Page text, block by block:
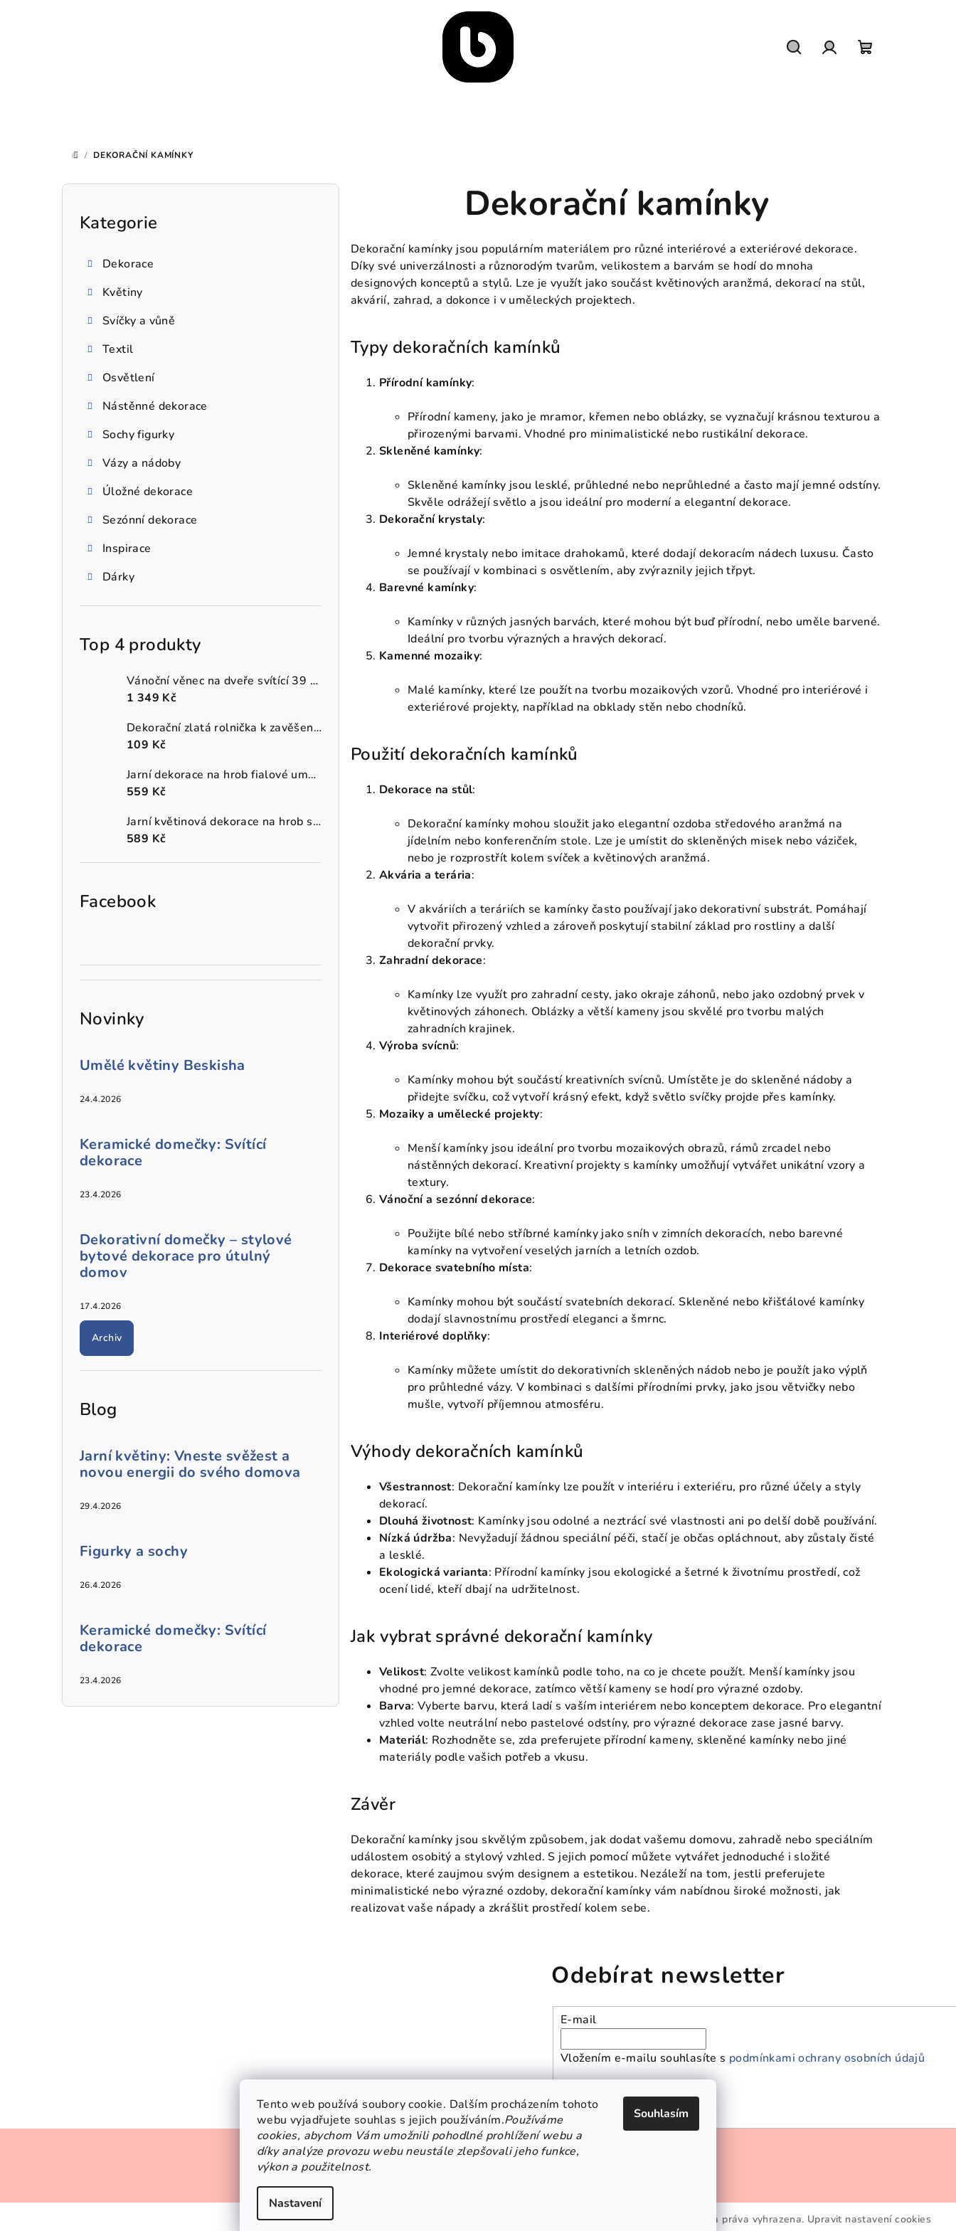
Tento web používá soubory cookie. Dalším procházením tohoto
webu vyjadřujete souhlas s jejich používáním.Používáme
cookies, abychom Vám umožnili pohodlné prohlížení webu a
díky analýze provozu webu neustále zlepšovali jeho funkce,
výkon a použitelnost.
Nastavení
Souhlasím
DOMŮ
/ DEKORAČNÍ KAMÍNKY
P
Přeskočit
Kategorie
Dekorace
Květiny
Svíčky a vůně
Textil
Osvětlení
Nástěnné dekorace
Sochy figurky
Vázy a nádoby
Úložné dekorace
Sezónní dekorace
Inspirace
Dárky
Top 4 produkty
Vánoční věnec na dveře svítící 39 cm
1 349 Kč
Dekorační zlatá rolnička k zavěšení 10 cm
109 Kč
Jarní dekorace na hrob fialové umělé macešky v šedém truhlíku
559 Kč
Jarní květinová dekorace na hrob s oranžovými maceškami
589 Kč
Facebook
Novinky
Umělé květiny Beskisha
24.4.2026
Keramické domečky: Svítící
dekorace
23.4.2026
Dekorativní domečky – stylové
bytové dekorace pro útulný
domov
17.4.2026
Archiv
Blog
Jarní květiny: Vneste svěžest a
novou energii do svého domova
29.4.2026
Figurky a sochy
26.4.2026
Keramické domečky: Svítící
dekorace
23.4.2026
Dekorační kamínky
Dekorační kamínky jsou populárním materiálem pro různé interiérové a exteriérové dekorace.
Díky své univerzálnosti a různorodým tvarům, velikostem a barvám se hodí do mnoha
designových konceptů a stylů. Lze je využít jako součást květinových aranžmá, dekorací na stůl,
akvárií, zahrad, a dokonce i v uměleckých projektech.
Typy dekoračních kamínků
Přírodní kamínky:
Přírodní kameny, jako je mramor, křemen nebo oblázky, se vyznačují krásnou texturou a
přirozenými barvami. Vhodné pro minimalistické nebo rustikální dekorace.
Skleněné kamínky:
Skleněné kamínky jsou lesklé, průhledné nebo neprůhledné a často mají jemné odstíny.
Skvěle odrážejí světlo a jsou ideální pro moderní a elegantní dekorace.
Dekorační krystaly:
Jemné krystaly nebo imitace drahokamů, které dodají dekoracím nádech luxusu. Často
se používají v kombinaci s osvětlením, aby zvýraznily jejich třpyt.
Barevné kamínky:
Kamínky v různých jasných barvách, které mohou být buď přírodní, nebo uměle barvené.
Ideální pro tvorbu výrazných a hravých dekorací.
Kamenné mozaiky:
Malé kamínky, které lze použít na tvorbu mozaikových vzorů. Vhodné pro interiérové i
exteriérové projekty, například na obklady stěn nebo chodníků.
Použití dekoračních kamínků
Dekorace na stůl:
Dekorační kamínky mohou sloužit jako elegantní ozdoba středového aranžmá na
jídelním nebo konferenčním stole. Lze je umístit do skleněných misek nebo váziček,
nebo je rozprostřít kolem svíček a květinových aranžmá.
Akvária a terária:
V akváriích a teráriích se kamínky často používají jako dekorativní substrát. Pomáhají
vytvořit přirozený vzhled a zároveň poskytují stabilní základ pro rostliny a další
dekorační prvky.
Zahradní dekorace:
Kamínky lze využít pro zahradní cesty, jako okraje záhonů, nebo jako ozdobný prvek v
květinových záhonech. Oblázky a větší kameny jsou skvělé pro tvorbu malých
zahradních krajinek.
Výroba svícnů:
Kamínky mohou být součástí kreativních svícnů. Umístěte je do skleněné nádoby a
přidejte svíčku, což vytvoří krásný efekt, když světlo svíčky projde přes kamínky.
Mozaiky a umělecké projekty:
Menší kamínky jsou ideální pro tvorbu mozaikových obrazů, rámů zrcadel nebo
nástěnných dekorací. Kreativní projekty s kamínky umožňují vytvářet unikátní vzory a
textury.
Vánoční a sezónní dekorace:
Použijte bílé nebo stříbrné kamínky jako sníh v zimních dekoracích, nebo barevné
kamínky na vytvoření veselých jarních a letních ozdob.
Dekorace svatebního místa:
Kamínky mohou být součástí svatebních dekorací. Skleněné nebo křišťálové kamínky
dodají slavnostnímu prostředí eleganci a šmrnc.
Interiérové doplňky:
Kamínky můžete umístit do dekorativních skleněných nádob nebo je použít jako výplň
pro průhledné vázy. V kombinaci s dalšími přírodními prvky, jako jsou větvičky nebo
mušle, vytvoří příjemnou atmosféru.
Výhody dekoračních kamínků
Všestrannost: Dekorační kamínky lze použít v interiéru i exteriéru, pro různé účely a styly
dekorací.
Dlouhá životnost: Kamínky jsou odolné a neztrácí své vlastnosti ani po delší době používání.
Nízká údržba: Nevyžadují žádnou speciální péči, stačí je občas opláchnout, aby zůstaly čisté
a lesklé.
Ekologická varianta: Přírodní kamínky jsou ekologické a šetrné k životnímu prostředí, což
ocení lidé, kteří dbají na udržitelnost.
Jak vybrat správné dekorační kamínky
Velikost: Zvolte velikost kamínků podle toho, na co je chcete použít. Menší kamínky jsou
vhodné pro jemné dekorace, zatímco větší kameny se hodí pro výrazné ozdoby.
Barva: Vyberte barvu, která ladí s vaším interiérem nebo konceptem dekorace. Pro elegantní
vzhled volte neutrální nebo pastelové odstíny, pro výrazné dekorace zase jasné barvy.
Materiál: Rozhodněte se, zda preferujete přírodní kameny, skleněné kamínky nebo jiné
materiály podle vašich potřeb a vkusu.
Závěr
Dekorační kamínky jsou skvělým způsobem, jak dodat vašemu domovu, zahradě nebo speciálním
událostem osobitý a stylový vzhled. S jejich pomocí můžete vytvářet jednoduché i složité
dekorace, které zaujmou svým designem a estetikou. Nezáleží na tom, jestli preferujete
minimalistické nebo výrazné ozdoby, dekorační kamínky vám nabídnou široké možnosti, jak
realizovat vaše nápady a zkrášlit prostředí kolem sebe.
Odebírat newsletter
E-mail
Vložením e-mailu souhlasíte s podmínkami ochrany osobních údajů
Přihlásit se
p
Platba a doprava
. Všechna práva vyhrazena. Upravit nastavení cookies